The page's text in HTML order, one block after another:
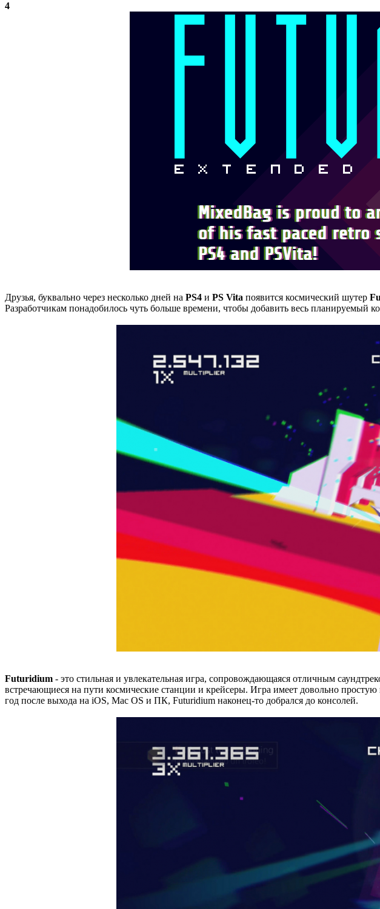
4
Друзья, буквально через несколько дней на PS4 и PS Vita появится космический шутер
Разработчикам понадобилось чуть больше времени, чтобы добавить весь планируемый
Futuridium - это стильная и увлекательная игра, сопровождающаяся отличным
встречающиеся на пути космические станции и крейсеры. Игра имеет довольно
год после выхода на iOS, Mac OS и ПК, Futuridium наконец-то добрался до консолей.